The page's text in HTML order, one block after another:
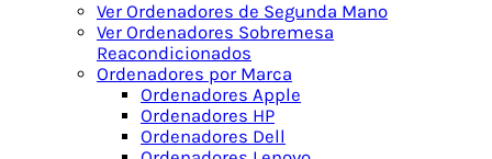
Ver Ordenadores de Segunda Mano
Ver Ordenadores Sobremesa
Reacondicionados
Ordenadores por Marca
Ordenadores Apple
Ordenadores HP
Ordenadores Dell